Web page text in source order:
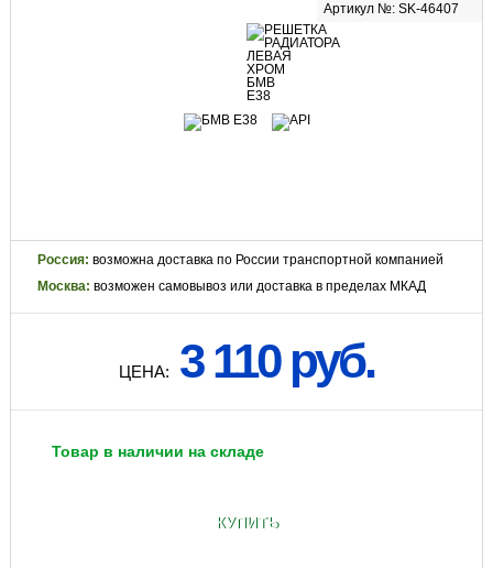
Артикул №: SK-46407
Россия: возможна доставка по России транспортной компанией
Москва: возможен самовывоз или доставка в пределах МКАД
ЦЕНА: 3 110 руб.
Товар в наличии на складе
КУПИТЬ